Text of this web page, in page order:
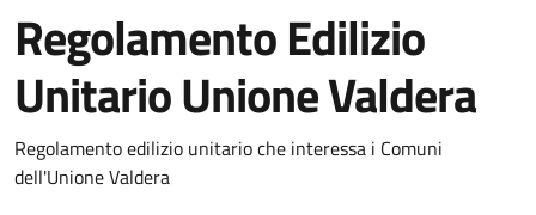
Regolamento Edilizio
Unitario Unione Valdera
Dettagli del documento
Regolamento edilizio unitario che interessa i Comuni
dell'Unione Valdera